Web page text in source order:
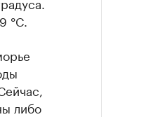
°C.
либо